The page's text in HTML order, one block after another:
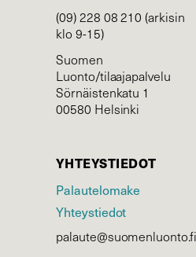
(09) 228 08 210 (arkisin
klo 9-15)
Suomen
Luonto/tilaajapalvelu
Sörnäistenkatu 1
00580 Helsinki
YHTEYSTIEDOT
Palautelomake
Yhteystiedot
palaute@suomenluonto.fi